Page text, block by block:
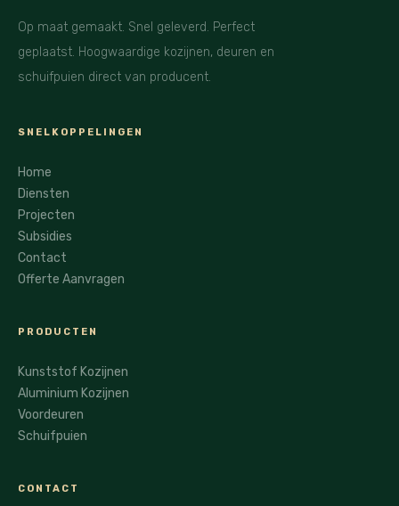
Op maat gemaakt. Snel geleverd. Perfect
geplaatst. Hoogwaardige kozijnen, deuren en
schuifpuien direct van producent.
SNELKOPPELINGEN
Home
Diensten
Projecten
Subsidies
Contact
Offerte Aanvragen
PRODUCTEN
Kunststof Kozijnen
Aluminium Kozijnen
Voordeuren
Schuifpuien
CONTACT